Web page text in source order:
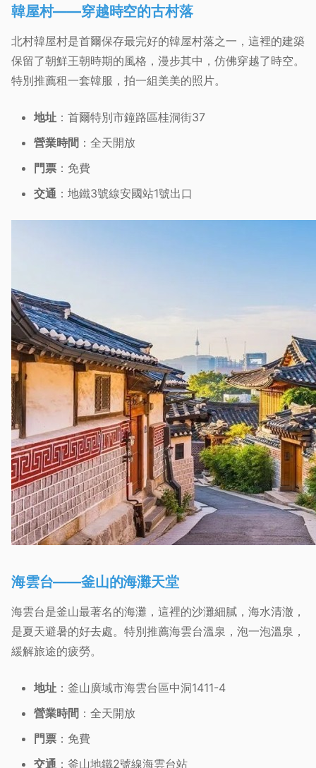
韓屋村——穿越時空的古村落
北村韓屋村是首爾保存最完好的韓屋村落之一，這裡的建築
保留了朝鮮王朝時期的風格，漫步其中，仿佛穿越了時空。
特別推薦租一套韓服，拍一組美美的照片。
地址 ：首爾特別市鐘路區桂洞街37
營業時間 ：全天開放
門票 ：免費
交通 ：地鐵3號線安國站1號出口
海雲台——釜山的海灘天堂
海雲台是釜山最著名的海灘，這裡的沙灘細膩，海水清澈，
是夏天避暑的好去處。特別推薦海雲台溫泉，泡一泡溫泉，
緩解旅途的疲勞。
地址 ：釜山廣域市海雲台區中洞1411-4
營業時間 ：全天開放
門票 ：免費
交通 ：釜山地鐵2號線海雲台站